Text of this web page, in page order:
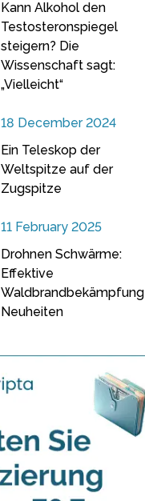
Kann Alkohol den
Testosteronspiegel
steigern? Die
Wissenschaft sagt:
„Vielleicht“
18 December 2024
Ein Teleskop der
Weltspitze auf der
Zugspitze
11 February 2025
Drohnen Schwärme:
Effektive
Waldbrandbekämpfung
Neuheiten